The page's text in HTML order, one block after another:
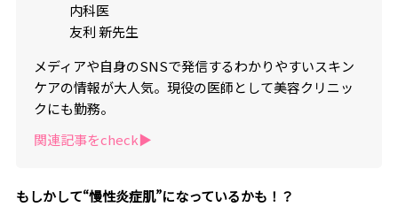
内科医
友利 新先生
メディアや自身のSNSで発信するわかりやすいスキン
ケアの情報が大人気。現役の医師として美容クリニッ
クにも勤務。
関連記事をcheck▶︎
もしかして“慢性炎症肌”になっているかも！？